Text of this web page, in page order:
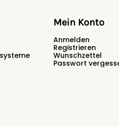
Mein Konto
Anmelden
Registrieren
Wunschzettel
Passwort